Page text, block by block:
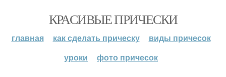
КРАСИВЫЕ ПРИЧЕСКИ
главная как сделать прическу
виды причесок
уроки
фото причесок